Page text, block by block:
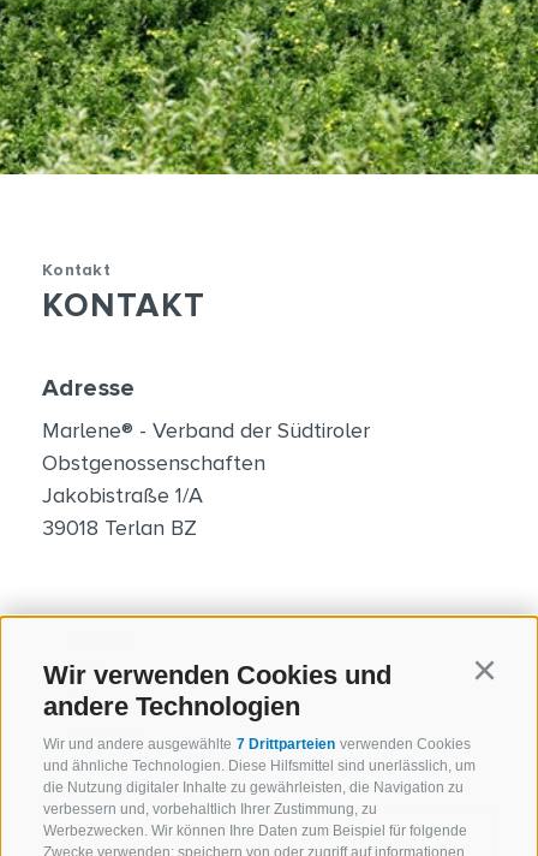
Wir verwenden Cookies und
andere Technologien
Wir und andere ausgewählte 7 Drittparteien verwenden Cookies
und ähnliche Technologien. Diese Hilfsmittel sind unerlässlich, um
die Nutzung digitaler Inhalte zu gewährleisten, die Navigation zu
verbessern und, vorbehaltlich Ihrer Zustimmung, zu
Werbezwecken. Wir können Ihre Daten zum Beispiel für folgende
Kontakt
KONTAKT
Adresse
Marlene® - Verband der Südtiroler
Obstgenossenschaften
Jakobistraße 1/A
39018 Terlan BZ
Herr
Frau
Neutral
Vorname / Nachname